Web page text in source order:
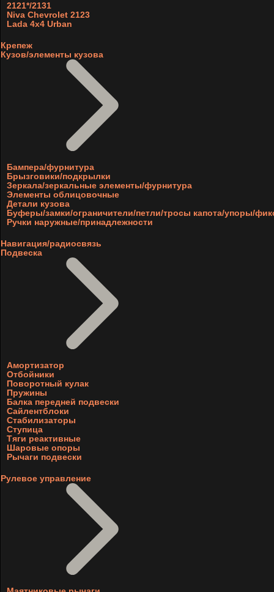
2121*/2131
Niva Chevrolet 2123
Lada 4x4 Urban
Крепеж
Кузов/элементы кузова
Бампера/фурнитура
Брызговики/подкрылки
Зеркала/зеркальные элементы/фурнитура
Элементы облицовочные
Детали кузова
Буферы/замки/ограничители/петли/тросы капота/упоры/
Ручки наружные/принадлежности
Навигация/радиосвязь
Подвеска
Амортизатор
Отбойники
Поворотный кулак
Пружины
Балка передней подвески
Сайлентблоки
Стабилизаторы
Ступица
Тяги реактивные
Шаровые опоры
Рычаги подвески
Рулевое управление